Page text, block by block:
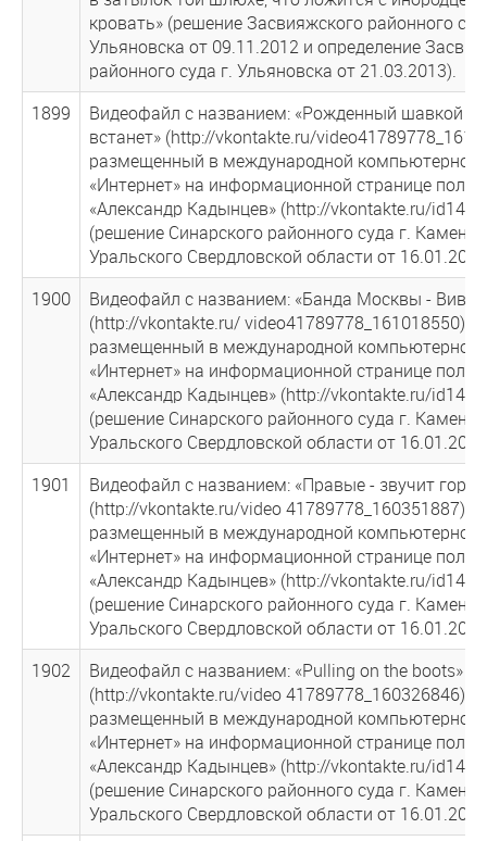
кровать» (решение Засвияжского районного
Ульяновска от 09.11.2012 и определение
районного суда г. Ульяновска от 21.03.2013).
1899
Видеофайл с названием: «Рожденный шавкой -
встанет» (http://vkontakte.ru/
размещенный в международной компьютерной
«Интернет» на информационной странице
«Александр Кадынцев» (http://vkontakte.ru/
(решение Синарского районного суда г.
Уральского Свердловской области от
1900
Видеофайл с названием: «Банда Москвы -
(http://vkontakte.ru/ video41789778_161018550),
размещенный в международной компьютерной
«Интернет» на информационной странице
«Александр Кадынцев» (http://vkontakte.ru/
(решение Синарского районного суда г.
Уральского Свердловской области от
1901
Видеофайл с названием: «Правые - звучит
(http://vkontakte.ru/video 41789778_160351887),
размещенный в международной компьютерной
«Интернет» на информационной странице
«Александр Кадынцев» (http://vkontakte.ru/
(решение Синарского районного суда г.
Уральского Свердловской области от
1902
Видеофайл с названием: «Pulling on the boots»
(http://vkontakte.ru/video 41789778_160326846),
размещенный в международной компьютерной
«Интернет» на информационной странице
«Александр Кадынцев» (http://vkontakte.ru/
(решение Синарского районного суда г.
Уральского Свердловской области от